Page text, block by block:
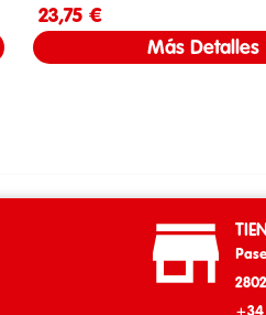
23,75 €
Más Detalles

+34